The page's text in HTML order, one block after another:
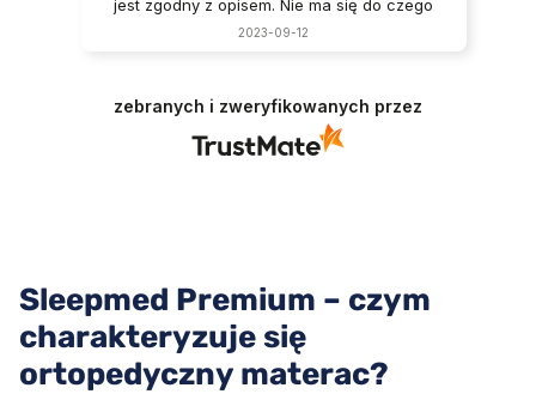
jest zgodny z opisem. Nie ma się do czego
przyczepić. Super materac. Bardzo dobrze
2023-09-12
zebranych i zweryfikowanych przez
Sleepmed Premium – czym
charakteryzuje się
ortopedyczny materac?